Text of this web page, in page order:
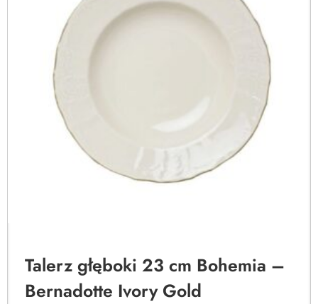
Talerz głęboki 23 cm Bohemia –
Bernadotte Ivory Gold